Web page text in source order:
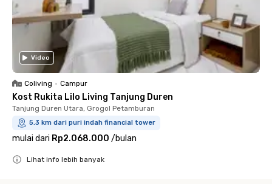
Video
Coliving • Campur
Kost Rukita Lilo Living Tanjung Duren
Tanjung Duren Utara, Grogol Petamburan
5.3 km dari puri indah financial tower
mulai dari Rp2.068.000 /bulan
Lihat info lebih banyak